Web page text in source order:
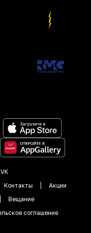
VK
Контакты
Акции
Вещание
соглашение